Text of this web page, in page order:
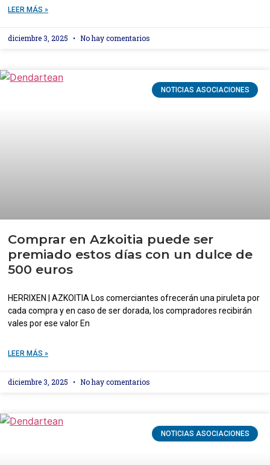
LEER MÁS »
diciembre 3, 2025 No hay comentarios
NOTICIAS ASOCIACIONES
Comprar en Azkoitia puede ser
premiado estos días con un dulce de
500 euros
HERRIXEN | AZKOITIA Los comerciantes ofrecerán una piruleta por
cada compra y en caso de ser dorada, los compradores recibirán
vales por ese valor En
LEER MÁS »
diciembre 3, 2025 No hay comentarios
NOTICIAS ASOCIACIONES